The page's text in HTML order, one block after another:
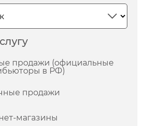
продажи (официальные
в РФ)
продажи
магазины